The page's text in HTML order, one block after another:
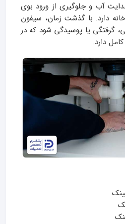
آب و جلوگیری از ورود بوی
دارد. با گذشت زمان، سیفون
گرفتگی یا پوسیدگی شود که در
دارد.